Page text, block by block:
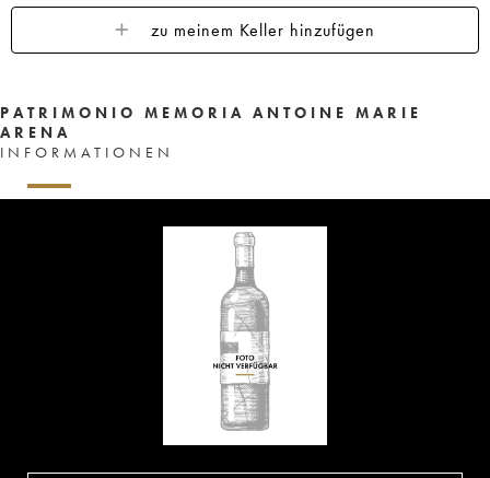
zu meinem Keller hinzufügen
PATRIMONIO MEMORIA ANTOINE MARIE
ARENA
INFORMATIONEN